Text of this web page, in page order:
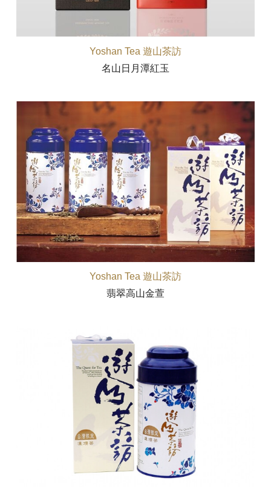
Yoshan Tea 遊山茶訪
名山日月潭紅玉
Yoshan Tea 遊山茶訪
翡翠高山金萱